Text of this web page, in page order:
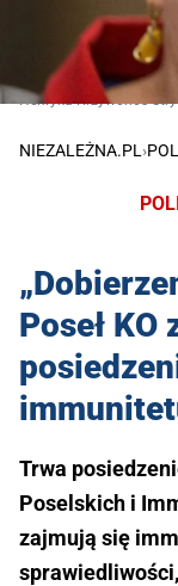
Henryka Krzywonos-
NIEZALEŻNA.PL ›
Poseł KO
Trwa
Poselskich i
zajmują się